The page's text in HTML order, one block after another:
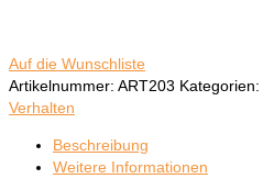
Auf die Wunschliste
Artikelnummer: ART203 Kategorien:
Verhalten
Beschreibung
Weitere Informationen